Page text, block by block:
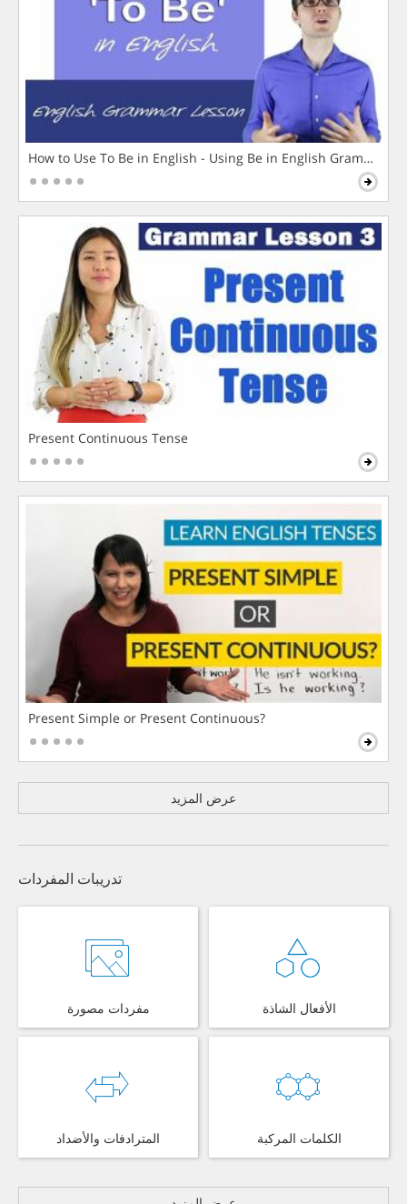
How to Use To Be in English - Using Be in English Grammar
Present Continuous Tense
Present Simple or Present Continuous?
عرض المزيد
تدريبات المفردات
مفردات مصورة الأفعال الشاذة
المترادفات والأضداد الكلمات المركبة